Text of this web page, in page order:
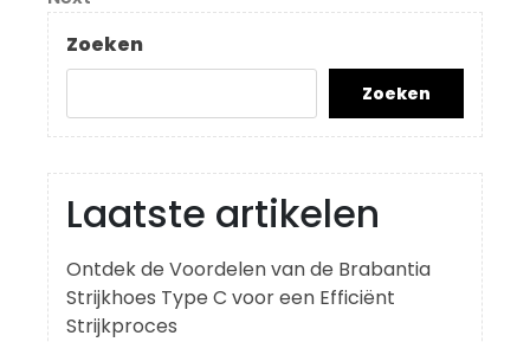
Post
Zoeken
Zoeken
Laatste artikelen
Ontdek de Voordelen van de Brabantia
Strijkhoes Type C voor een Efficiënt
Strijkproces